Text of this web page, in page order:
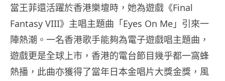
當王菲還活躍於香港樂壇時，她為遊戲《Final
Fantasy VIII》主唱主題曲「Eyes On Me」引來一
陣熱潮。一名香港歌手能夠為電子遊戲唱主題曲，
遊戲更是全球上市，香港的電台節目幾乎都一窩蜂
熱播，此曲亦獲得了當年日本金唱片大獎金獎，風